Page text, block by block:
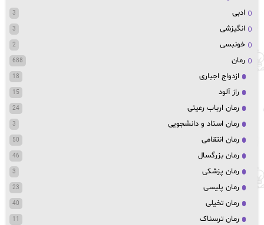
ادبی
3
انگیزشی 3
خونبسی 2
رمان 688
ازدواج اجباری 18
راز آلود 15
رمان ارباب رعیتی 24
رمان استاد و دانشجویی 3
رمان انتقامی 50
رمان بزرگسال 46
رمان پزشکی 3
رمان پلیسی 23
رمان تخیلی 40
رمان ترسناک 11